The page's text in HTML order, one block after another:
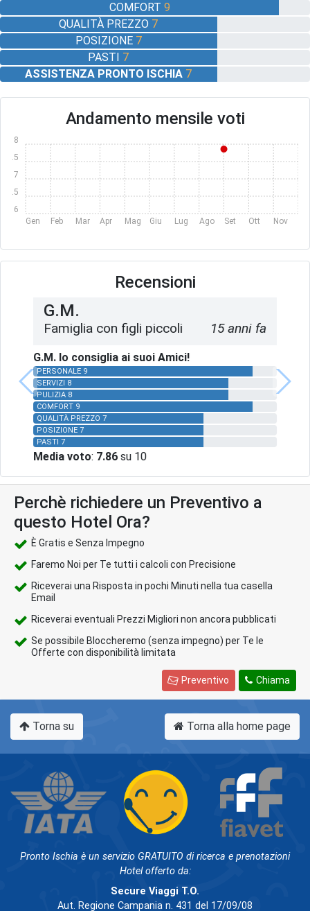
COMFORT 9
QUALITÀ PREZZO 7
POSIZIONE 7
PASTI 7
ASSISTENZA PRONTO ISCHIA 7
Andamento mensile voti
Gen Feb Mar Apr Mag Giu Lug Ago Set Ott Nov
6
6.5
7
7.5
8
Recensioni
G.M.
Famiglia con figli piccoli 15 anni fa
G.M. lo consiglia ai suoi Amici!
PERSONALE 9
SERVIZI 8
PULIZIA 8
COMFORT 9
QUALITÀ PREZZO 7
POSIZIONE 7
PASTI 7
Media voto: 7.86 su 10
Perchè richiedere un Preventivo a
questo Hotel Ora?
È Gratis e Senza Impegno
Faremo Noi per Te tutti i calcoli con Precisione
Riceverai una Risposta in pochi Minuti nella tua casella
Email
Riceverai eventuali Prezzi Migliori non ancora pubblicati
Se possibile Bloccheremo (senza impegno) per Te le
Offerte con disponibilità limitata
Chiama
Preventivo
Torna su Torna alla home page
Pronto Ischia è un servizio GRATUITO di ricerca e prenotazioni
Hotel offerto da:
Secure Viaggi T.O.
Aut. Regione Campania n. 431 del 17/09/08